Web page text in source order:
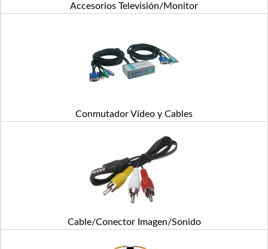
Accesorios Televisión/Monitor
Conmutador Vídeo y Cables
Cable/Conector Imagen/Sonido